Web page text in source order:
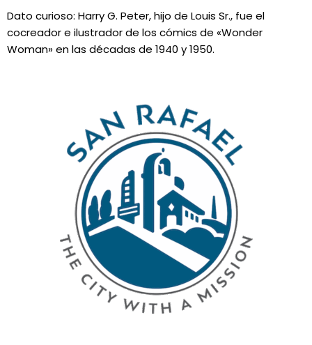
Dato curioso: Harry G. Peter, hijo de Louis Sr., fue el
cocreador e ilustrador de los cómics de «Wonder
Woman» en las décadas de 1940 y 1950.